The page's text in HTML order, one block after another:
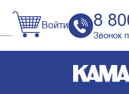
Войти 8
Звонок